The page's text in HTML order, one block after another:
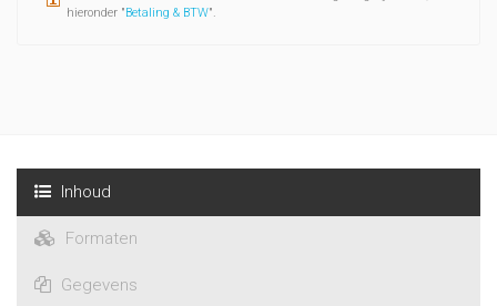
hieronder "Betaling & BTW".
Inhoud
Formaten
Gegevens